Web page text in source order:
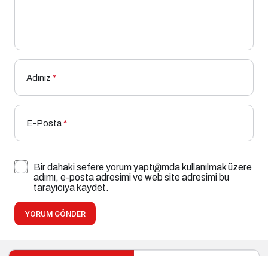
Adınız *
E-Posta*
Bir dahaki sefere yorum yaptığımda kullanılmak üzere
adımı, e-posta adresimi ve web site adresimi bu
tarayıcıya kaydet.
YORUM GÖNDER